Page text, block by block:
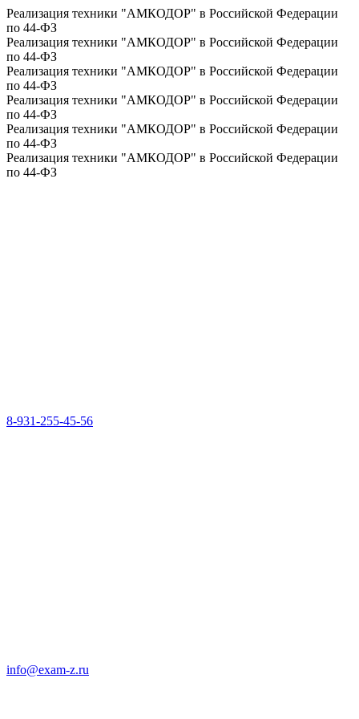
Реализация техники "АМКОДОР" в Российской Федерации
по 44-ФЗ
Реализация техники "АМКОДОР" в Российской Федерации
по 44-ФЗ
Реализация техники "АМКОДОР" в Российской Федерации
по 44-ФЗ
Реализация техники "АМКОДОР" в Российской Федерации
по 44-ФЗ
Реализация техники "АМКОДОР" в Российской Федерации
по 44-ФЗ
Реализация техники "АМКОДОР" в Российской Федерации
по 44-ФЗ
8-931-255-45-56
info@exam-z.ru